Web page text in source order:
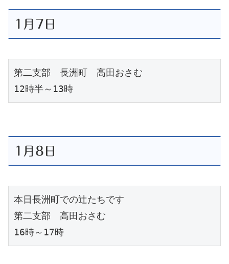
1月7日
第二支部　長洲町　高田おさむ
12時半～13時
1月8日
本日長洲町での辻たちです
第二支部　高田おさむ
16時～17時